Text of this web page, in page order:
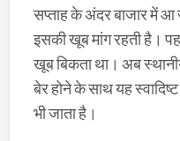
सप्ताह के अंदर बाजार में
इसकी खूब मांग रहती है।
खूब बिकता था। अब
बेर होने के साथ यह
भी जाता है।